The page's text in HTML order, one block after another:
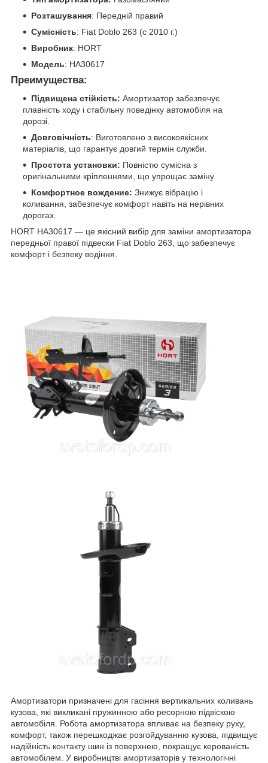
Розташування: Передній правий
Сумісність: Fiat Doblo 263 (с 2010 г.)
Виробник: HORT
Модель: HA30617
Преимущества:
Підвищена стійкість: Амортизатор забезпечує
плавність ходу і стабільну поведінку автомобіля на
дорозі.
Довговічність: Виготовлено з високоякісних
матеріалів, що гарантує довгий термін служби.
Простота установки: Повністю сумісна з
оригінальними кріпленнями, що упрощає заміну.
Комфортное вождение: Знижує вібрацію і
коливання, забезпечує комфорт навіть на нерівних
дорогах.
HORT HA30617 — це якісний вибір для заміни амортизатора
передньої правої підвески Fiat Doblo 263, що забезпечує
комфорт і безпеку водіння.
Амортизатори призначені для гасіння вертикальних коливань
кузова, які викликані пружинною або ресорною підвіскою
автомобіля. Робота амортизатора впливає на безпеку руху,
комфорт, також перешкоджає розгойдуванню кузова, підвищує
надійність контакту шин із поверхнею, покращує керованість
автомобілем. У виробництві амортизаторів у технологічні